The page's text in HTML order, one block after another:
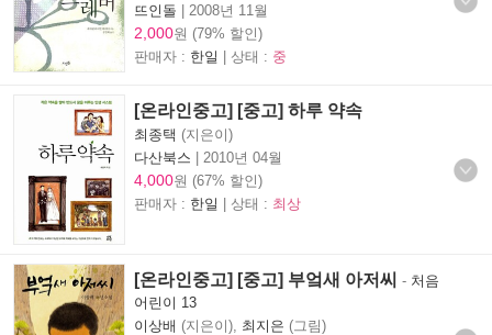
뜨인돌 | 2008년 11월
2,000원 (79% 할인)
판매자 : 한일 | 상태 : 중
[온라인중고] [중고] 하루 약속
최종택 (지은이)
다산북스 | 2010년 04월
4,000원 (67% 할인)
판매자 : 한일 | 상태 : 최상
[온라인중고] [중고] 부엌새 아저씨 - 처음
어린이 13
이상배 (지은이), 최지은 (그림)